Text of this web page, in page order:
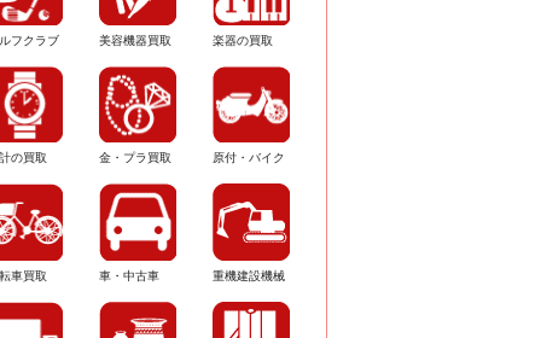
フクラブ 美容機器買取 楽器の買取
の買取 金・プラ買取 原付・バイク
車買取 車・中古車 重機建設機械